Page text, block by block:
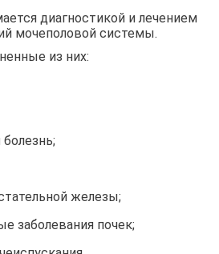
диагностикой и лечением
мочеполовой системы.
из них:
железы;
заболевания почек;